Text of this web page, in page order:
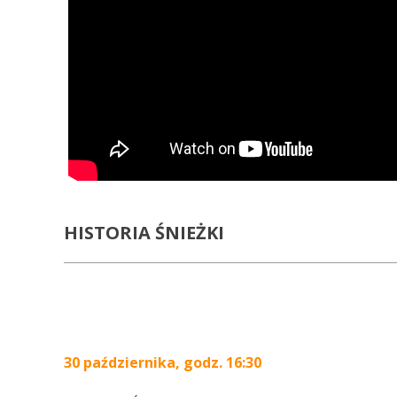
HISTORIA ŚNIEŻKI
30 października, godz. 16:30